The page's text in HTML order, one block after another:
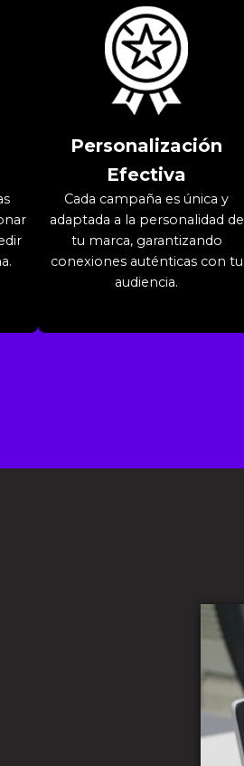
Personalización
Efectiva
Cada campaña es única y
adaptada a la personalidad de
tu marca, garantizando
conexiones auténticas con tu
audiencia.